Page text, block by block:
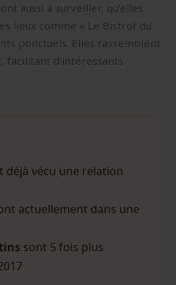
aussi à surveiller, qu’elles
lieux comme « Le Bistrot du
ponctuels. Elles rassemblent
d’intéressants
déjà vécu une relation
actuellement dans une
sont 5 fois plus